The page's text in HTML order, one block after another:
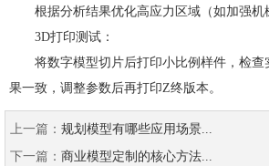
根据分析结果优化高应力区域（如加强机
3D打印测试：
将数字模型切片后打印小比例样件，检查
果一致，调整参数后再打印Z终版本。
上一篇： 规划模型有哪些应用场景...
下一篇： 商业模型定制的核心方法...